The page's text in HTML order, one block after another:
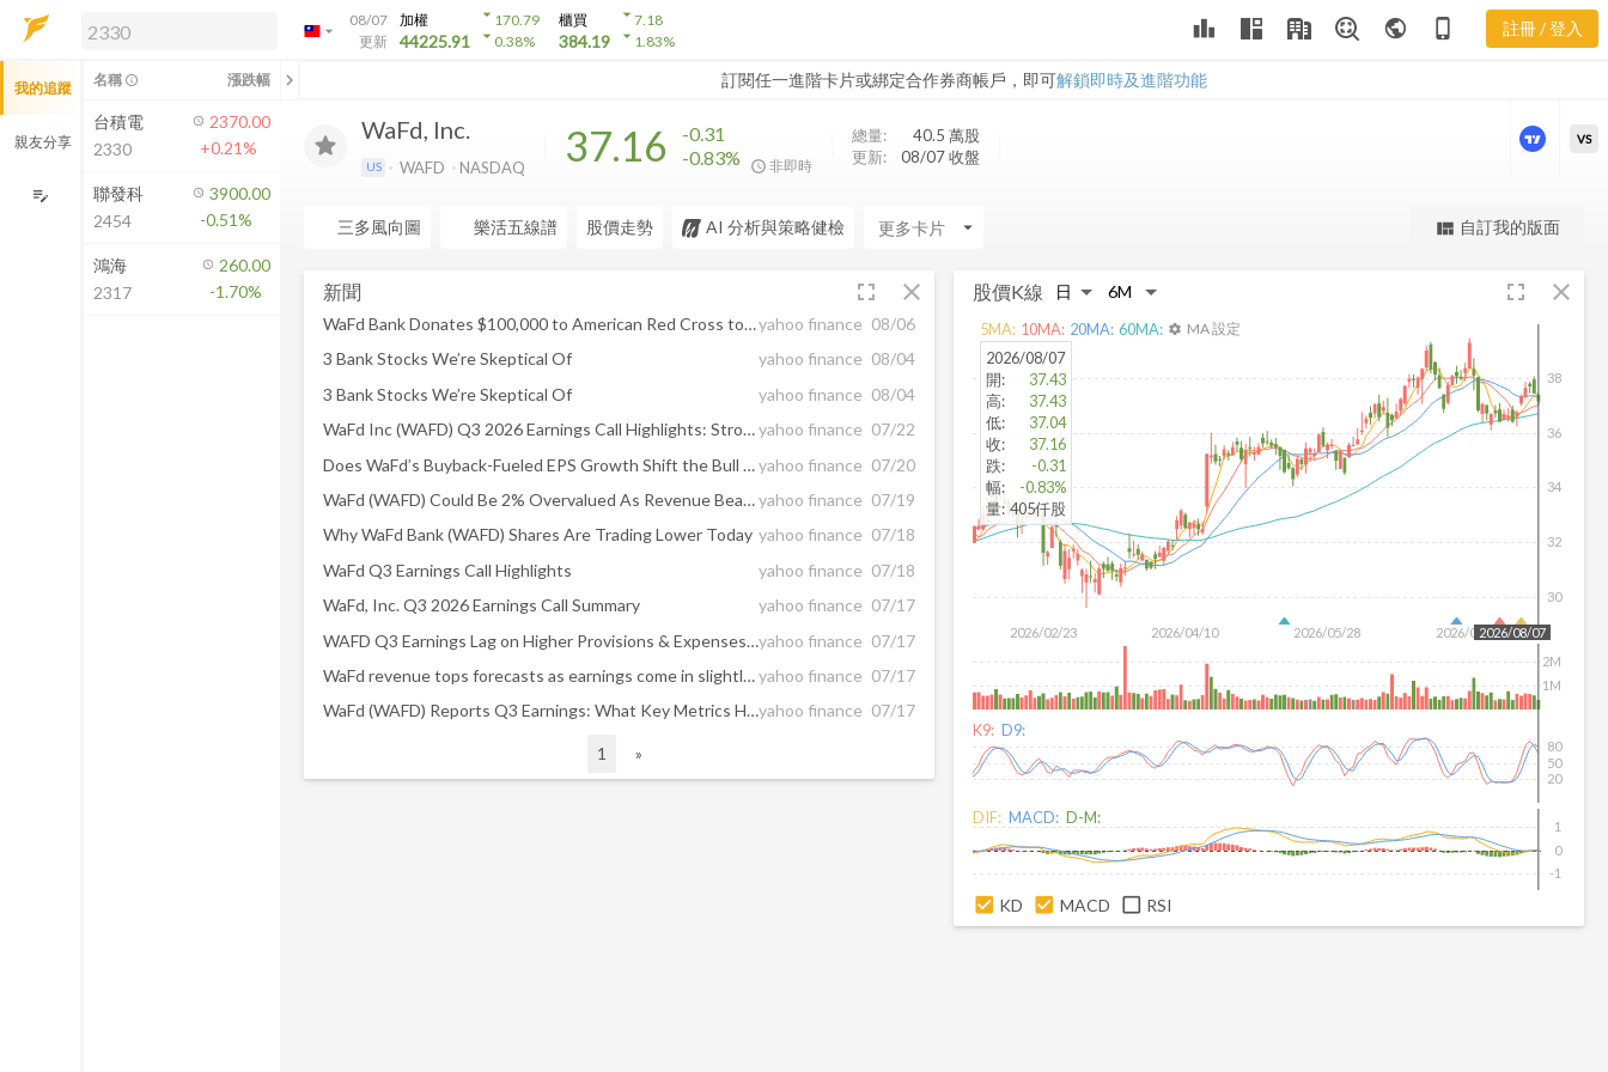
arrow_drop_down
08/07
更新
加權
44225.91
arrow_drop_down170.79
arrow_drop_down0.38%
櫃買
384.19
arrow_drop_down7.18
arrow_drop_down1.83% leaderboard public phone_iphone 註冊 / 登入
訂閱任一進階卡片或綁定合作券商帳戶，即可解鎖即時及進階功能
解鎖即時行情及進階功能
方案」，即可解鎖以下功能：
即時行情
即時市況與排行
成交金額熱力圖
前往方案訂閱
如何綁定合作券商
WAFD 新聞
WaFd, Inc.
US WAFD NASDAQ 37.16
-0.31
-0.83%
非即時
總量: 40.5 萬股
更新:
08/07 收盤
更強大的進階價量圖表
VS
三多風向圖 樂活五線譜 股價走勢 AI 分析與策略健檢 arrow_drop_down view_quilt 自訂我的版面
新聞 fullscreen close
WaFd Bank Donates $100,000 to American Red Cross to Support Spokane and Eastern Washington Wildfire Reliefyahoo finance 08/06
3 Bank Stocks We’re Skeptical Of
yahoo finance 08/04
3 Bank Stocks We’re Skeptical Of
yahoo finance 08/04
WaFd Inc (WAFD) Q3 2026 Earnings Call Highlights: Strong Loan Growth and Shareholder Returns ...yahoo finance 07/22
Does WaFd’s Buyback-Fueled EPS Growth Shift the Bull Case for WAFD?yahoo finance 07/20
WaFd (WAFD) Could Be 2% Overvalued As Revenue Beat Meets Credit Cost Concernsyahoo finance 07/19
Why WaFd Bank (WAFD) Shares Are Trading Lower Today yahoo finance 07/18
WaFd Q3 Earnings Call Highlights
yahoo finance 07/18
WaFd, Inc. Q3 2026 Earnings Call Summary
yahoo finance 07/17
WAFD Q3 Earnings Lag on Higher Provisions & Expenses, Revenues Up Y/Yyahoo finance 07/17
WaFd revenue tops forecasts as earnings come in slightly below expectationsyahoo finance 07/17
WaFd (WAFD) Reports Q3 Earnings: What Key Metrics Have to Sayyahoo finance 07/17
1 »
股價K線 fullscreen close
2026/02/23 2026/04/10 2026/05/28 2026/07/16
30
32
34
36
38
2026/08/07
1M
2M
2026/08/07
開:
37.43
高:
37.43
低:
37.04
收:
37.16
跌:
-0.31
幅:
-0.83%
量: 405仟股
5MA: 10MA: 20MA: 60MA: settings MA 設定
K9: D9:
20
50
80
DIF: MACD: D-M:
-1
0
1
KD MACD RSI
我的追蹤
親友分享
edit_note
名稱 info_outline 漲跌幅 chevron_left
台積電
2330
2370.00
+0.21%
聯發科
2454
3900.00
-0.51%
鴻海
2317
260.00
-1.70%